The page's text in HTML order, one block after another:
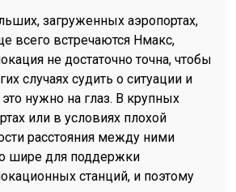
загруженных аэропортах,
всего встречаются Нмакс,
не достаточно точна, чтобы
случаях судить о ситуации и
нужно на глаз. В крупных
или в условиях плохой
расстояния между ними
шире для поддержки
станций, и поэтому